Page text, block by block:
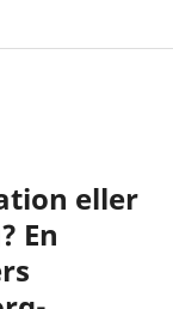
eller
En